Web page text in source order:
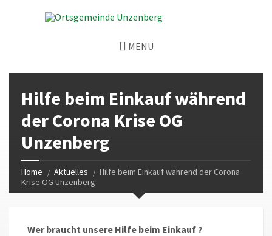
MENU
Hilfe beim Einkauf während
der Corona Krise OG
Unzenberg
Home Aktuelles
Hilfe beim Einkauf während der Corona
Krise OG Unzenberg
Wer braucht unsere Hilfe beim Einkauf ?